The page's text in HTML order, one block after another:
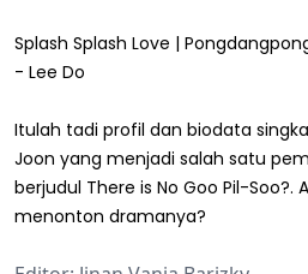
Splash Splash Love |
- Lee Do
Itulah tadi profil dan biodata
Joon yang menjadi salah satu
berjudul There is No Goo Pil-Soo?.
menonton dramanya?